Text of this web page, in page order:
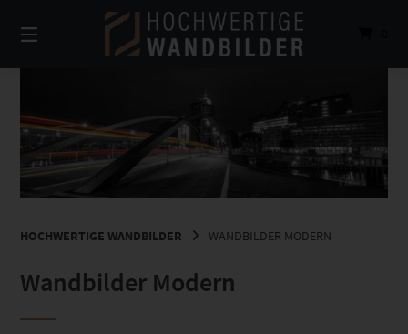
zum
Inhalt
HOCHWERTIGE WANDBILDER WANDBILDER MODERN
Wandbilder Modern